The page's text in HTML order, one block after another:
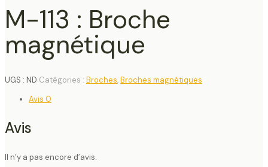
M-113 : Broche
magnétique
UGS : ND Catégories : Broches,Broches magnétiques
Avis 0
Avis
Il n’y a pas encore d’avis.